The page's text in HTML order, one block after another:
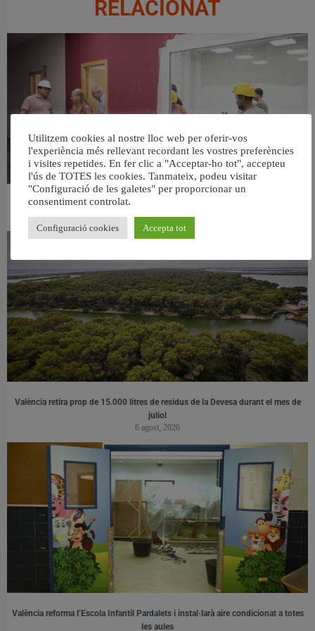
RELACIONAT
València ultima el nou centre per a persones majors del barri de Sant Antoni
6 agost, 2026
València retira prop de 15.000 litres de residus de la Devesa durant el mes de
juliol
6 agost, 2026
València reforma l’Escola Infantil Pardalets i instal·larà aire condicionat a totes
les aules
Utilitzem cookies al nostre lloc web per oferir-vos
l'experiència més rellevant recordant les vostres preferències
i visites repetides. En fer clic a "Acceptar-ho tot", accepteu
l'ús de TOTES les cookies. Tanmateix, podeu visitar
"Configuració de les galetes" per proporcionar un
consentiment controlat.
Configuració cookies Accepta tot